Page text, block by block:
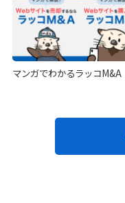
マンガでわかるラッコM&A